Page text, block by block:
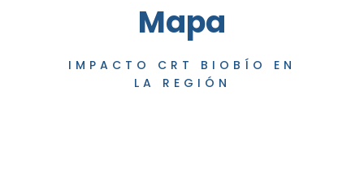
Mapa
IMPACTO CRT BIOBÍO EN
LA REGIÓN